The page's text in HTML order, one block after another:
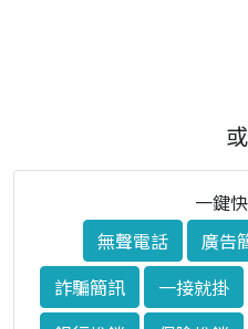
一鍵
無聲電話
廣告
詐騙簡訊
一接就掛